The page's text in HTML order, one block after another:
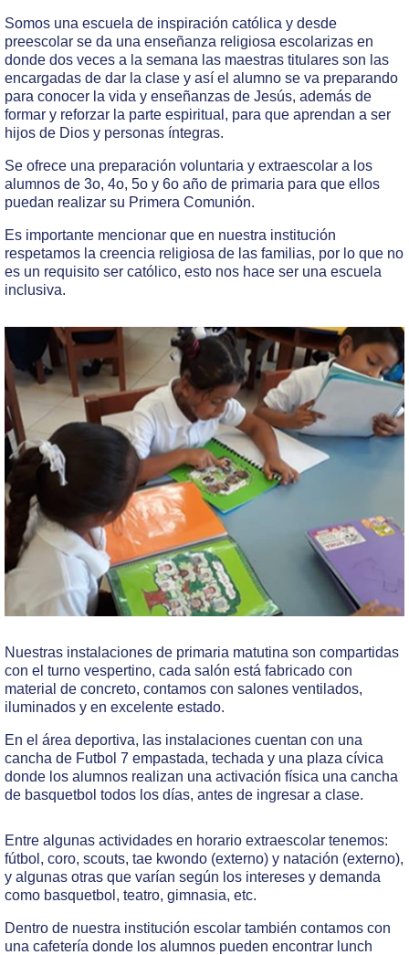
Somos una escuela de inspiración católica y desde
preescolar se da una enseñanza religiosa escolarizas en
donde dos veces a la semana las maestras titulares son las
encargadas de dar la clase y así el alumno se va preparando
para conocer la vida y enseñanzas de Jesús, además de
formar y reforzar la parte espiritual, para que aprendan a ser
hijos de Dios y personas íntegras.
Se ofrece una preparación voluntaria y extraescolar a los
alumnos de 3o, 4o, 5o y 6o año de primaria para que ellos
puedan realizar su Primera Comunión.
Es importante mencionar que en nuestra institución
respetamos la creencia religiosa de las familias, por lo que no
es un requisito ser católico, esto nos hace ser una escuela
inclusiva.
Nuestras instalaciones de primaria matutina son compartidas
con el turno vespertino, cada salón está fabricado con
material de concreto, contamos con salones ventilados,
iluminados y en excelente estado.
En el área deportiva, las instalaciones cuentan con una
cancha de Futbol 7 empastada, techada y una plaza cívica
donde los alumnos realizan una activación física una cancha
de basquetbol todos los días, antes de ingresar a clase.
Entre algunas actividades en horario extraescolar tenemos:
fútbol, coro, scouts, tae kwondo (externo) y natación (externo),
y algunas otras que varían según los intereses y demanda
como basquetbol, teatro, gimnasia, etc.
Dentro de nuestra institución escolar también contamos con
una cafetería donde los alumnos pueden encontrar lunch